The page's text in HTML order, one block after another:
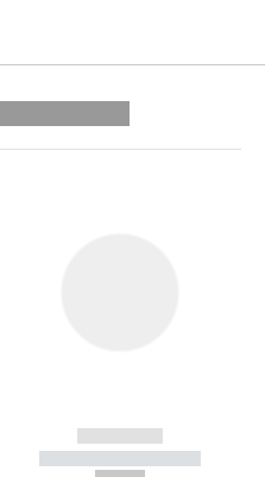
------------
----------- -----------